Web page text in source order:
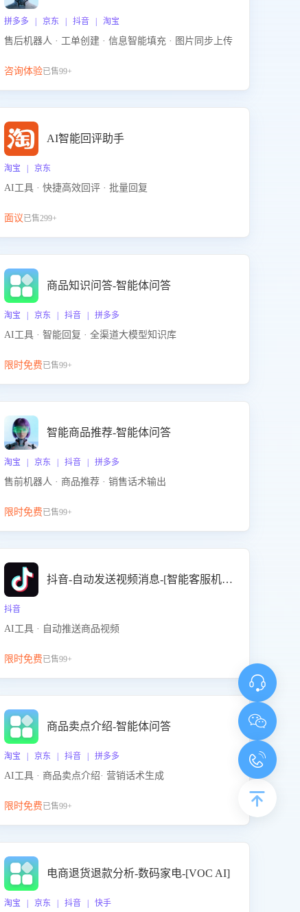
拼多多 | 京东 | 抖音 | 淘宝
售后机器人 · 工单创建 · 信息智能填充 · 图片同步上传
咨询体验已售99+
AI智能回评助手
淘宝 | 京东
AI工具 · 快捷高效回评 · 批量回复
面议已售299+
商品知识问答-智能体问答
淘宝 | 京东 | 抖音 | 拼多多
AI工具 · 智能回复 · 全渠道大模型知识库
限时免费已售99+
智能商品推荐-智能体问答
淘宝 | 京东 | 抖音 | 拼多多
售前机器人 · 商品推荐 · 销售话术输出
限时免费已售99+
抖音-自动发送视频消息-[智能客服机器人]
抖音
AI工具 · 自动推送商品视频
限时免费已售99+
商品卖点介绍-智能体问答
淘宝 | 京东 | 抖音 | 拼多多
AI工具 · 商品卖点介绍· 营销话术生成
限时免费已售99+
电商退货退款分析-数码家电-[VOC AI]
淘宝 | 京东 | 抖音 | 快手